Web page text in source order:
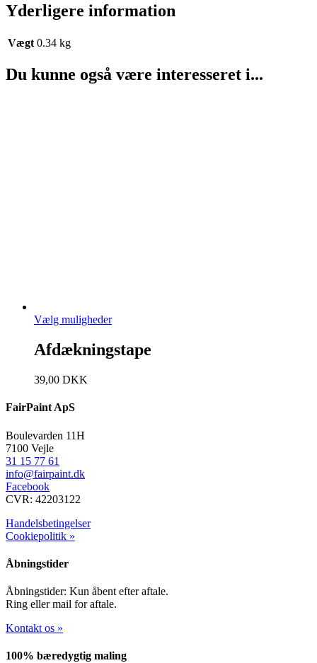
Yderligere information
Vægt 0.34 kg
Du kunne også være interesseret i...
Vælg muligheder
Afdækningstape
39,00 DKK
FairPaint ApS
Boulevarden 11H
7100 Vejle
31 15 77 61
info@fairpaint.dk
Facebook
CVR: 42203122
Handelsbetingelser
Cookiepolitik »
Åbningstider
Åbningstider: Kun åbent efter aftale.
Ring eller mail for aftale.
Kontakt os »
100% bæredygtig maling